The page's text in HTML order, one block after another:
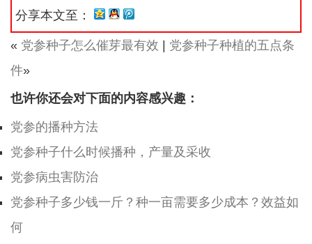
分享本文至：
« 党参种子怎么催芽最有效
党参种子种植的五点条
件»
也许你还会对下面的内容感兴趣：
党参的播种方法
党参种子什么时候播种，产量及采收
党参病虫害防治
党参种子多少钱一斤？种一亩需要多少成本？效益如
何